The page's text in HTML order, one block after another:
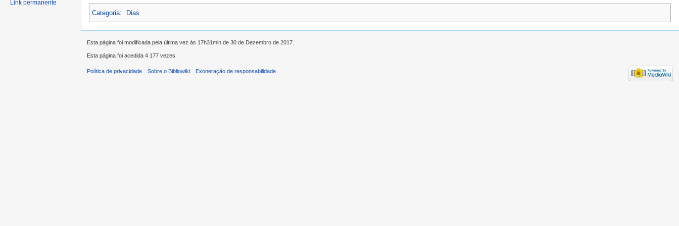
Categoria: Dias
Link permanente
Esta página foi modificada pela última vez às 17h31min de 30 de Dezembro de 2017.
Esta página foi acedida 4 177 vezes.
Política de privacidade Sobre o Bibliowiki Exoneração de responsabilidade